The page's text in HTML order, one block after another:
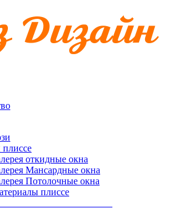
откидные окна
Мансардные окна
Потолочные окна
плиссе